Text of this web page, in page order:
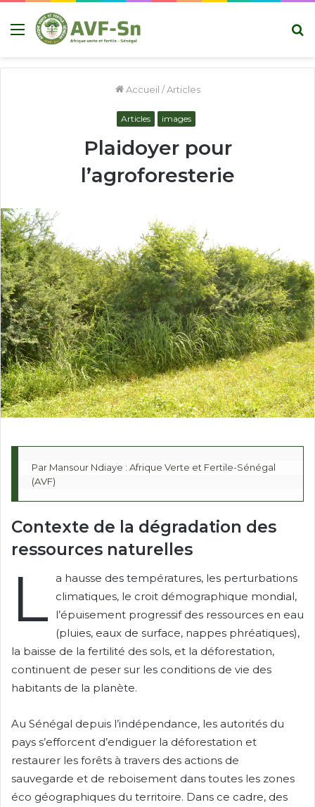
Menu
Accueil / Articles
Articles images
Plaidoyer pour
l’agroforesterie
Par Mansour Ndiaye : Afrique Verte et Fertile-Sénégal
(AVF)
Contexte de la dégradation des
ressources naturelles
L
a hausse des températures, les perturbations
climatiques, le croit démographique mondial,
l’épuisement progressif des ressources en eau
(pluies, eaux de surface, nappes phréatiques),
la baisse de la fertilité des sols, et la déforestation,
continuent de peser sur les conditions de vie des
habitants de la planète.
Au Sénégal depuis l’indépendance, les autorités du
pays s’efforcent d’endiguer la déforestation et
restaurer les forêts à travers des actions de
sauvegarde et de reboisement dans toutes les zones
éco géographiques du territoire. Dans ce cadre, des